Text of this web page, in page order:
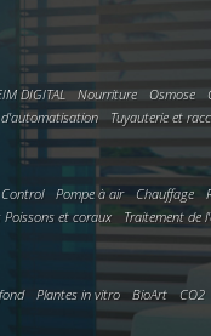
DIGITAL Nourriture Osmose
Tuyauterie et
Control Pompe à air Chauffage
Poissons et coraux Traitement de
Plantes in vitro BioArt CO2